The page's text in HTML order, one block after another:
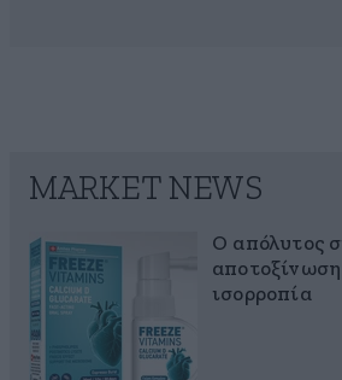
MARKET NEWS
Ο απόλυτος
ισορροπία